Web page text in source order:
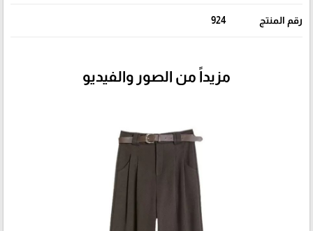
رقم المنتج 924
مزيداً من الصور والفيديو